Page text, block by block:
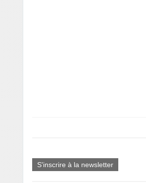
S'inscrire à la newsletter